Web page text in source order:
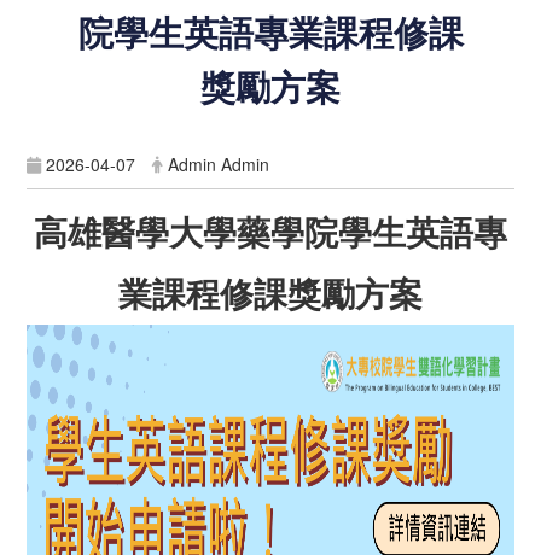
院學生英語專業課程修課
獎勵方案
2026-04-07 Admin Admin
高雄醫學大學藥學院學生英語專
業課程修課獎勵方案